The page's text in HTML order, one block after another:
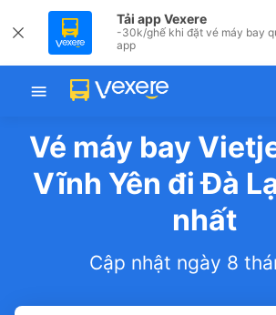
Tải app Vexere
-30k/ghế khi đặt vé máy bay
app
Vé máy bay
Vĩnh Yên đi Đà
nhất
Cập nhật ngày 8